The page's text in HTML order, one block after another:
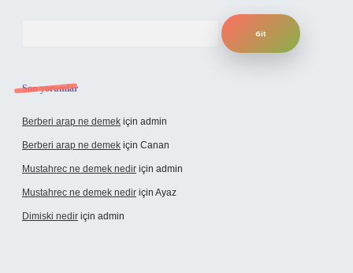
Son yorumlar
Berberi arap ne demek için admin
Berberi arap ne demek için Canan
Mustahrec ne demek nedir için admin
Mustahrec ne demek nedir için Ayaz
Dimiski nedir için admin